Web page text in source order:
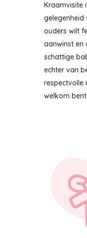
Kraamvisite
gelegenheid
ouders wilt
aanwinst en
schattige
echter van
respectvolle
welkom